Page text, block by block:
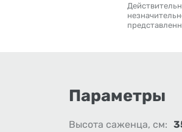
Параметры
Высота саженца, см: